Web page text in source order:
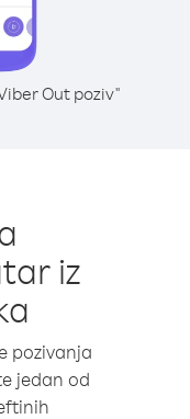
Out poziv"
iz
pozivanja
jedan od